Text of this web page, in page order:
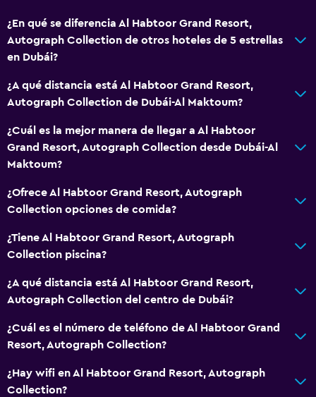
¿En qué se diferencia Al Habtoor Grand Resort,
Autograph Collection de otros hoteles de 5 estrellas
en Dubái?
¿A qué distancia está Al Habtoor Grand Resort,
Autograph Collection de Dubái-Al Maktoum?
¿Cuál es la mejor manera de llegar a Al Habtoor
Grand Resort, Autograph Collection desde Dubái-Al
Maktoum?
¿Ofrece Al Habtoor Grand Resort, Autograph
Collection opciones de comida?
¿Tiene Al Habtoor Grand Resort, Autograph
Collection piscina?
¿A qué distancia está Al Habtoor Grand Resort,
Autograph Collection del centro de Dubái?
¿Cuál es el número de teléfono de Al Habtoor Grand
Resort, Autograph Collection?
¿Hay wifi en Al Habtoor Grand Resort, Autograph
Collection?